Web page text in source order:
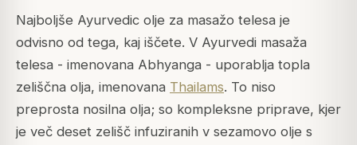
Najboljše Ayurvedic olje za masažo telesa je
odvisno od tega, kaj iščete. V Ayurvedi masaža
telesa - imenovana Abhyanga - uporablja topla
zeliščna olja, imenovana Thailams. To niso
preprosta nosilna olja; so kompleksne priprave, kjer
je več deset zelišč infuziranih v sezamovo olje s